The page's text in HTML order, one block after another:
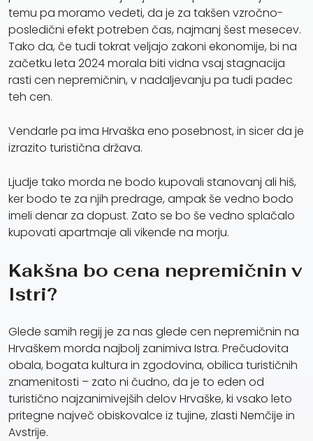
temu pa moramo vedeti, da je za takšen vzročno-
posledični efekt potreben čas, najmanj šest mesecev.
Tako da, če tudi tokrat veljajo zakoni ekonomije, bi na
začetku leta 2024 morala biti vidna vsaj stagnacija
rasti cen nepremičnin, v nadaljevanju pa tudi padec
teh cen.
Vendarle pa ima Hrvaška eno posebnost, in sicer da je
izrazito turistična država.
Ljudje tako morda ne bodo kupovali stanovanj ali hiš,
ker bodo te za njih predrage, ampak še vedno bodo
imeli denar za dopust. Zato se bo še vedno splačalo
kupovati apartmaje ali vikende na morju.
Kakšna bo cena nepremičnin v
Istri?
Glede samih regij je za nas glede cen nepremičnin na
Hrvaškem morda najbolj zanimiva Istra. Prečudovita
obala, bogata kultura in zgodovina, obilica turističnih
znamenitosti – zato ni čudno, da je to eden od
turistično najzanimivejših delov Hrvaške, ki vsako leto
pritegne največ obiskovalce iz tujine, zlasti Nemčije in
Avstrije.